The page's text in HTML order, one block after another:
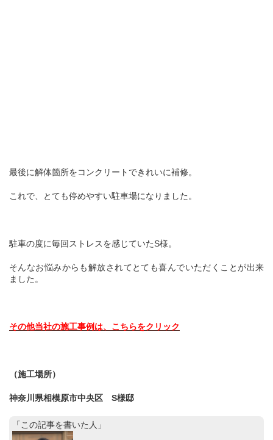
最後に解体箇所をコンクリートできれいに補修。
これで、とても停めやすい駐車場になりました。
駐車の度に毎回ストレスを感じていたS様。
そんなお悩みからも解放されてとても喜んでいただくことが出来
ました。
その他当社の施工事例は、こちらをクリック
（施工場所）
神奈川県相模原市中央区 S様邸